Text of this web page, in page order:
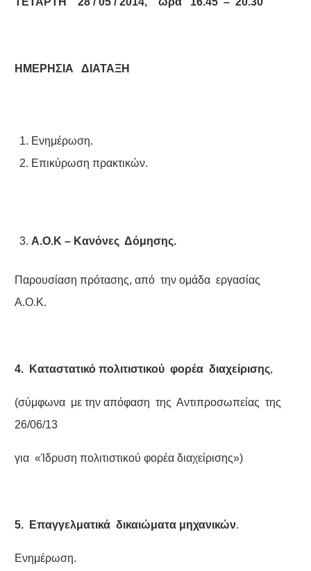
ΗΜΕΡΗΣΙΑ ΔΙΑΤΑΞΗ
Ενημέρωση.
Επικύρωση πρακτικών.
Α.Ο.Κ – Κανόνες Δόμησης.
Παρουσίαση πρότασης, από την ομάδα εργασίας
Α.Ο.Κ.
4. Καταστατικό πολιτιστικού φορέα διαχείρισης,
(σύμφωνα με την απόφαση της Αντιπροσωπείας της
26/06/13
για «Ίδρυση πολιτιστικού φορέα διαχείρισης»)
5. Επαγγελματικά δικαιώματα μηχανικών.
Ενημέρωση.